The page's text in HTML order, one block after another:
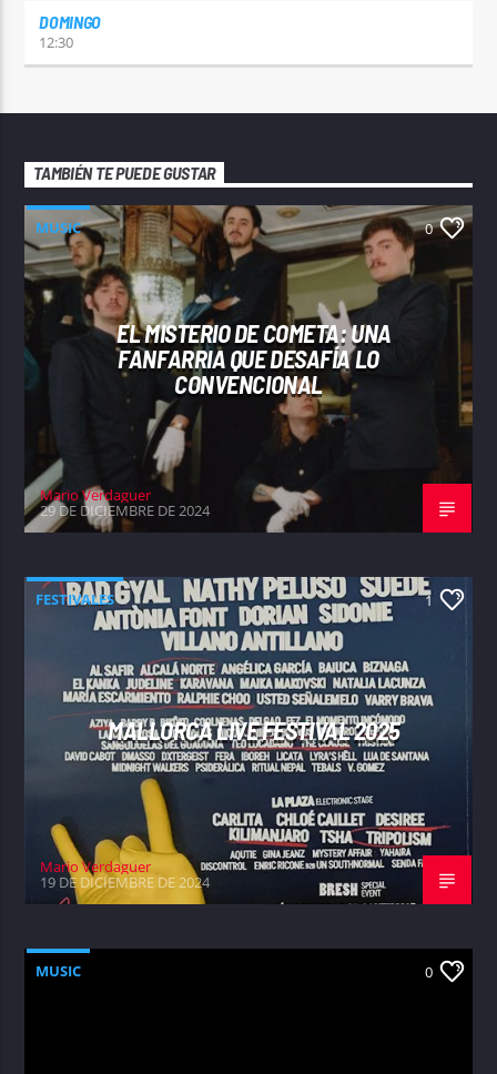
DOMINGO
12:30
TAMBIÉN TE PUEDE GUSTAR
MUSIC 0
EL MISTERIO DE COMETA: UNA
FANFARRIA QUE DESAFÍA LO
CONVENCIONAL
Mario Verdaguer
29 DE DICIEMBRE DE 2024
FESTIVALES 1
MALLORCA LIVE FESTIVAL 2025
Mario Verdaguer
19 DE DICIEMBRE DE 2024
MUSIC 0